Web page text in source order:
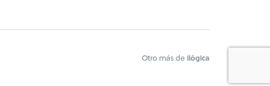
Otro más de ilógica